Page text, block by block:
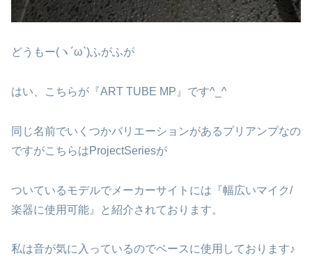
どうもー(ヽ´ω`)ふがふが
はい、こちらが『ART TUBE MP』です^_^
同じ名前でいくつかバリエーションがあるプリアンプなの
ですがこちらはProjectSeriesが
ついているモデルでメーカーサイトには『幅広いマイク/
楽器に使用可能』と紹介されております。
私は音が気に入っているのでベースに使用しております♪